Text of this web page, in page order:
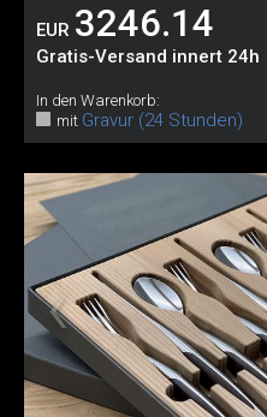
EUR 3246.14
Gratis-Versand innert 24h
In den Warenkorb:
mit Gravur (24 Stunden)